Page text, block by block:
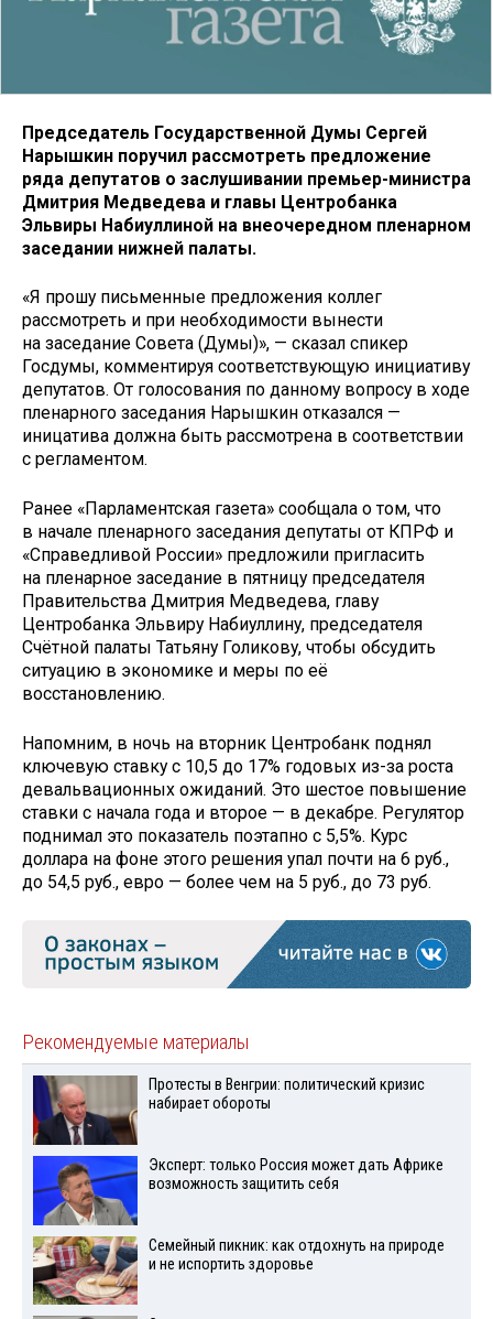
Председатель Государственной Думы Сергей
Нарышкин поручил рассмотреть предложение
ряда депутатов о заслушивании премьер-министра
Дмитрия Медведева и главы Центробанка
Эльвиры Набиуллиной на внеочередном пленарном
заседании нижней палаты.
«Я прошу письменные предложения коллег
рассмотреть и при необходимости вынести
на заседание Совета (Думы)», — сказал спикер
Госдумы, комментируя соответствующую инициативу
депутатов. От голосования по данному вопросу в ходе
пленарного заседания Нарышкин отказался —
иницатива должна быть рассмотрена в соответствии
с регламентом.
Ранее «Парламентская газета» сообщала о том, что
в начале пленарного заседания депутаты от КПРФ и
«Справедливой России» предложили пригласить
на пленарное заседание в пятницу председателя
Правительства Дмитрия Медведева, главу
Центробанка Эльвиру Набиуллину, председателя
Счётной палаты Татьяну Голикову, чтобы обсудить
ситуацию в экономике и меры по её
восстановлению.
Напомним, в ночь на вторник Центробанк поднял
ключевую ставку с 10,5 до 17% годовых из-за роста
девальвационных ожиданий. Это шестое повышение
ставки с начала года и второе — в декабре. Регулятор
поднимал это показатель поэтапно с 5,5%. Курс
доллара на фоне этого решения упал почти на 6 руб.,
до 54,5 руб., евро — более чем на 5 руб., до 73 руб.
Рекомендуемые материалы
Протесты в Венгрии: политический кризис
набирает обороты
Эксперт: только Россия может дать Африке
возможность защитить себя
Семейный пикник: как отдохнуть на природе
и не испортить здоровье